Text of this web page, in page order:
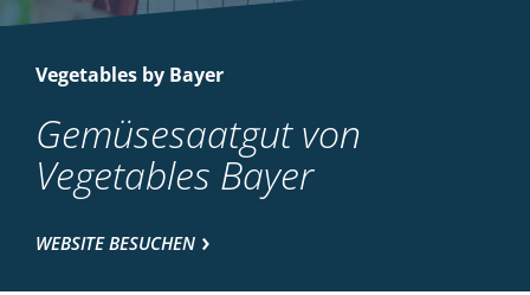
Vegetables by Bayer
Gemüsesaatgut von
Vegetables Bayer
WEBSITE BESUCHEN